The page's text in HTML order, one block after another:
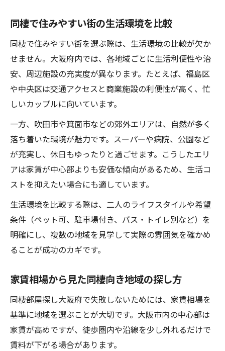
同棲で住みやすい街の生活環境を比較
同棲で住みやすい街を選ぶ際は、生活環境の比較が欠か
せません。大阪府内では、各地域ごとに生活利便性や治
安、周辺施設の充実度が異なります。たとえば、福島区
や中央区は交通アクセスと商業施設の利便性が高く、忙
しいカップルに向いています。
一方、吹田市や箕面市などの郊外エリアは、自然が多く
落ち着いた環境が魅力です。スーパーや病院、公園など
が充実し、休日もゆったりと過ごせます。こうしたエリ
アは家賃が中心部よりも安価な傾向があるため、生活コ
ストを抑えたい場合にも適しています。
生活環境を比較する際は、二人のライフスタイルや希望
条件（ペット可、駐車場付き、バス・トイレ別など）を
明確にし、複数の地域を見学して実際の雰囲気を確かめ
ることが成功のカギです。
家賃相場から見た同棲向き地域の探し方
同棲部屋探し大阪府で失敗しないためには、家賃相場を
基準に地域を選ぶことが大切です。大阪市内の中心部は
家賃が高めですが、徒歩圏内や沿線を少し外れるだけで
賃料が下がる場合があります。